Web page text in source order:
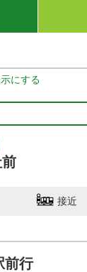
にする
接近
前行